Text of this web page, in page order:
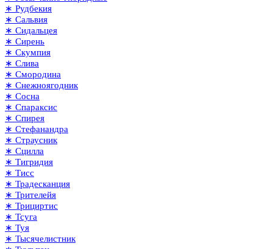
∗ Рудбекия
∗ Сальвия
∗ Сидальцея
∗ Сирень
∗ Скумпия
∗ Слива
∗ Смородина
∗ Снежноягодник
∗ Сосна
∗ Спараксис
∗ Спирея
∗ Стефанандра
∗ Страусник
∗ Сцилла
∗ Тигридия
∗ Тисс
∗ Традесканция
∗ Трителейя
∗ Трициртис
∗ Тсуга
∗ Туя
∗ Тысячелистник